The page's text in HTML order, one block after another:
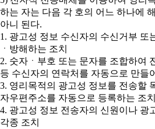
하는 자는 다음 각 호의 어느 하나에
아니 된다.
1. 광고성 정보 수신자의 수신거부 또
ㆍ방해하는 조치
2. 숫자ㆍ부호 또는 문자를 조합하여
등 수신자의 연락처를 자동으로 만들
3. 영리목적의 광고성 정보를 전송할
자우편주소를 자동으로 등록하는 조치
4. 광고성 정보 전송자의 신원이나 광
각종 조치